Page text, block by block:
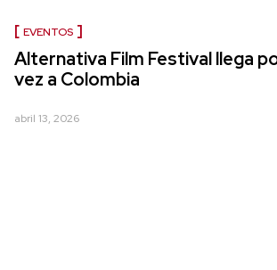
EVENTOS
Alternativa Film Festival llega
vez a Colombia
abril 13, 2026